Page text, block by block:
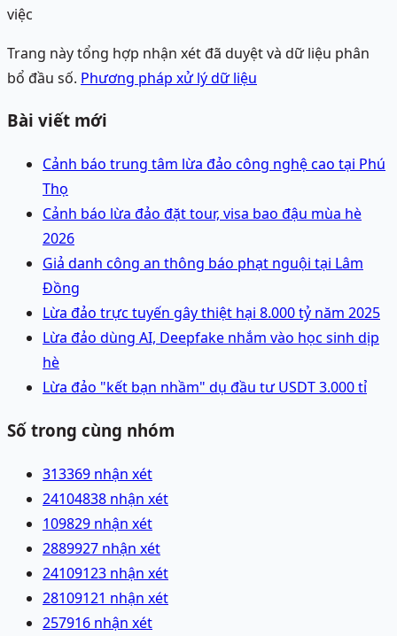
việc
Trang này tổng hợp nhận xét đã duyệt và dữ liệu phân
bổ đầu số. Phương pháp xử lý dữ liệu
Bài viết mới
Cảnh báo trung tâm lừa đảo công nghệ cao tại Phú
Thọ
Cảnh báo lừa đảo đặt tour, visa bao đậu mùa hè
2026
Giả danh công an thông báo phạt nguội tại Lâm
Đồng
Lừa đảo trực tuyến gây thiệt hại 8.000 tỷ năm 2025
Lừa đảo dùng AI, Deepfake nhắm vào học sinh dịp
hè
Lừa đảo "kết bạn nhầm" dụ đầu tư USDT 3.000 tỉ
Số trong cùng nhóm
313369 nhận xét
24104838 nhận xét
109829 nhận xét
2889927 nhận xét
24109123 nhận xét
28109121 nhận xét
257916 nhận xét